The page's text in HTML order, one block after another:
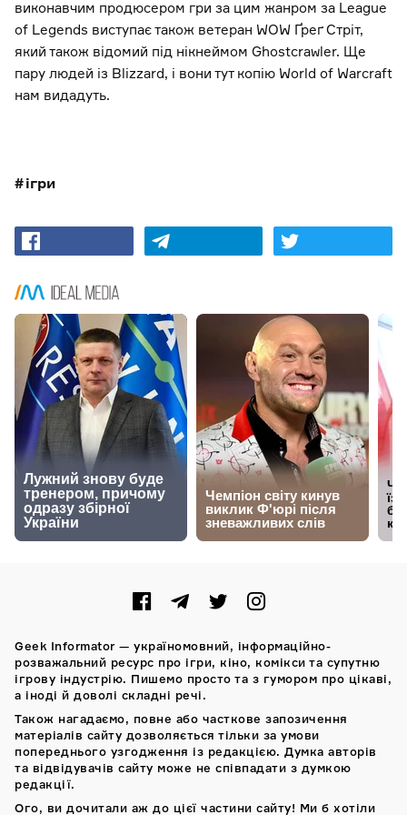
виконавчим продюсером гри за цим жанром за League
of Legends виступає також ветеран WOW Ґреґ Стріт,
який також відомий під нікнеймом Ghostcrawler. Ще
пару людей із Blizzard, і вони тут копію World of Warcraft
нам видадуть.
ігри
Geek Informator — україномовний, інформаційно-
розважальний ресурс про ігри, кіно, комікси та супутню
ігрову індустрію. Пишемо просто та з гумором про цікаві,
а іноді й доволі складні речі.
Також нагадаємо, повне або часткове запозичення
матеріалів сайту дозволяється тільки за умови
попереднього узгодження із редакцією. Думка авторів
та відвідувачів сайту може не співпадати з думкою
редакції.
Ого, ви дочитали аж до цієї частини сайту! Ми б хотіли